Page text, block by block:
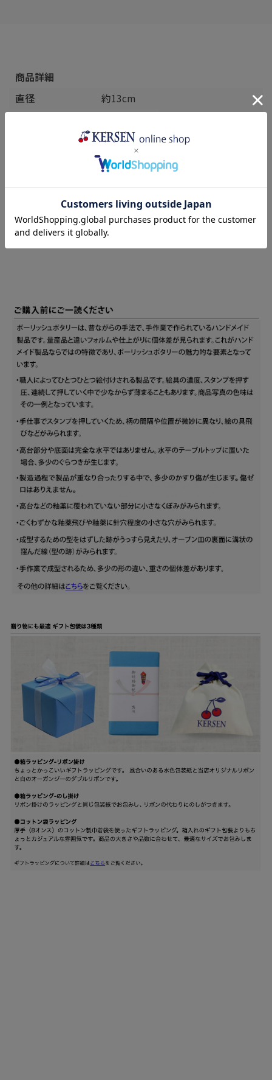
商品詳細
直径
約13cm
0.35L
Ceramika
Artystyczna
VENA(ヴェ
ナ)
生産国
ポーランド